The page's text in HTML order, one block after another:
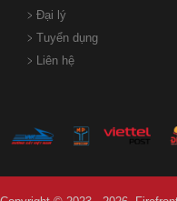
Đại lý
Tuyển dụng
Liên hệ